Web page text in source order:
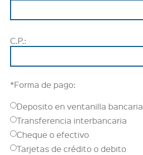
C.P.:
*Forma de pago:
Deposito en ventanilla bancaria
Transferencia interbancaria
Cheque o efectivo
Tarjetas de crédito o debito